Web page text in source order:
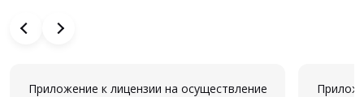
Приложение к лицензии на осуществление